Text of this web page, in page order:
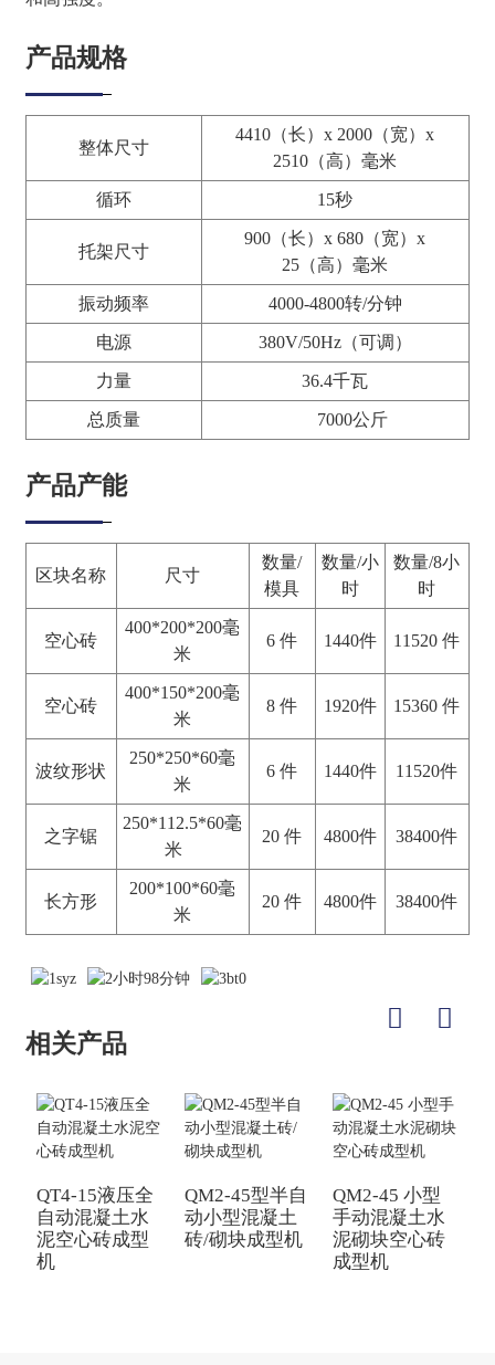
产品规格
整体尺寸
4410（长）x 2000（宽）x
2510（高）毫米
循环 15秒
托架尺寸
900（长）x 680（宽）x
25（高）毫米
振动频率 4000-4800转/分钟
电源 380V/50Hz（可调）
力量 36.4千瓦
总质量 7000公斤
产品产能
区块名称 尺寸
数量/
模具
数量/小
时
数量/8小
时
空心砖
400*200*200毫
米
6 件 1440件 11520 件
空心砖
400*150*200毫
米
8 件 1920件 15360 件
波纹形状
250*250*60毫
米
6 件 1440件 11520件
之字锯
250*112.5*60毫
米
20 件 4800件 38400件
长方形
200*100*60毫
米
20 件 4800件 38400件
相关产品
QT4-15液压全
自动混凝土水
泥空心砖成型
机
QM2-45型半自
动小型混凝土
砖/砌块成型机
QM2-45 小型
手动混凝土水
泥砌块空心砖
成型机